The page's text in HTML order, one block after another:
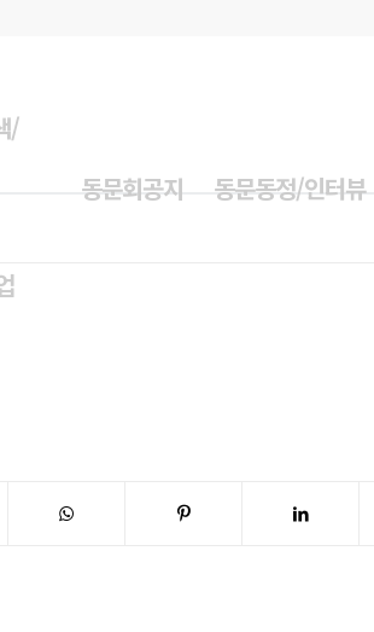
/
동문회공지 동문동정/인터뷰